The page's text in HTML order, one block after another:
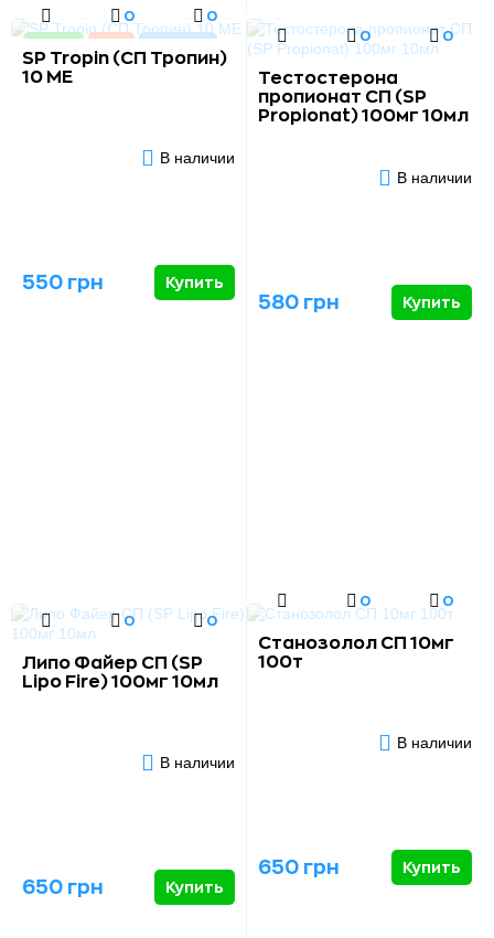
Новинка Акция Хит продаж
0 0
SP Tropin (СП Тропин)
10 МЕ
В наличии
550 грн Купить
0 0
Тестостерона
пропионат СП (SP
Propionat) 100мг 10мл
В наличии
580 грн Купить
0 0
Липо Файер СП (SP
Lipo Fire) 100мг 10мл
В наличии
650 грн Купить
0 0
Станозолол СП 10мг
100т
В наличии
650 грн Купить